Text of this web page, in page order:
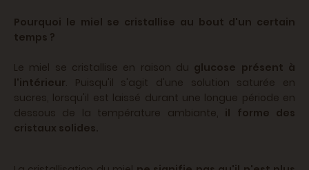
Pourquoi le miel se cristallise au bout d'un certain
temps ?
Le miel se cristallise en raison du glucose présent à
l'intérieur. Puisqu'il s'agit d'une solution saturée en
sucres, lorsqu'il est laissé durant une longue période en
dessous de la température ambiante, il forme des
cristaux solides.